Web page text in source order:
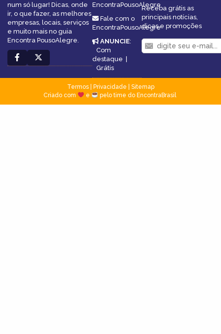
num só lugar! Dicas, onde
ir, o que fazer, as melhores
empresas, locais, serviços
e muito mais no guia
Encontra PousoAlegre.
EncontraPousoAlegre
Fale com o
EncontraPousoAlegre
ANUNCIE:
Com
destaque |
Grátis
Receba grátis as
principais notícias,
dicas e promoções
Termos| Privacidade
Sitemap
Criado com
e pelo time do EncontraBrasil